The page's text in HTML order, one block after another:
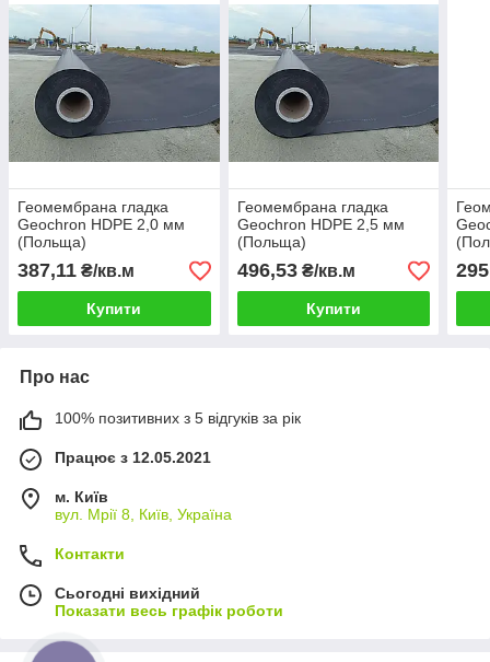
Геомембрана гладка
Geochron HDPE 2,0 мм
(Польща)
387,11 ₴/кв.м
Купити
Геомембрана гладка
Geochron HDPE 2,5 мм
(Польща)
496,53₴/кв.м
Купити
Про нас
100% позитивних з 5 відгуків за рік
Працює з 12.05.2021
м. Київ
вул. Мрії 8, Київ, Україна
Контакти
Сьогодні вихідний
Показати весь графік роботи